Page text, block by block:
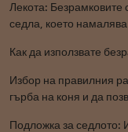
Лекота: Безрамковите
седла, което
Как да използвате
Избор на правилния
гърба на коня и да
Подложка за седлото: